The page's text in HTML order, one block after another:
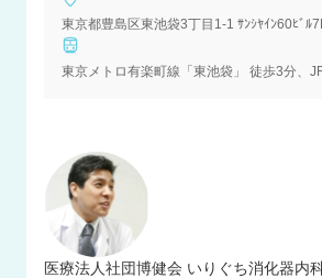
東京都豊島区東池袋3丁目1-1 ｻﾝｼﾔｲﾝ60ﾋﾞﾙ
東京メトロ有楽町線「東池袋」 徒歩3分、
医療法人社団博健会 いりぐち消化器内